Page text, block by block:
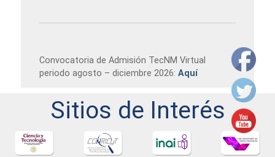
Convocatoria de Admisión TecNM Virtual
periodo agosto – diciembre 2026: Aquí
Sitios de Interés